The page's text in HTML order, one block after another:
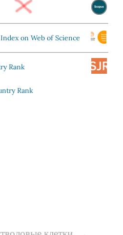
on Web of Science
Rank